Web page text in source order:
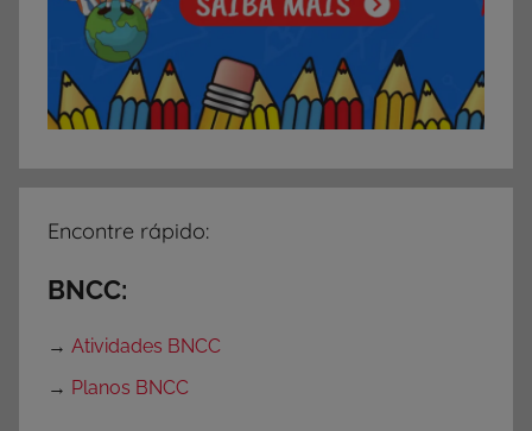
Encontre rápido:
BNCC:
→ Atividades BNCC
→ Planos BNCC